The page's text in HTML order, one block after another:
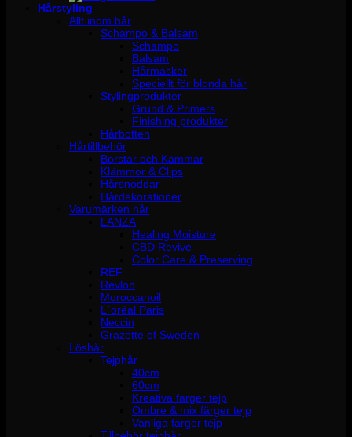
Hårstyling
Allt inom hår
Schampo & Balsam
Schampo
Balsam
Hårmasker
Speciellt för blonda hår
Stylingprodukter
Grund & Primers
Finishing produkter
Hårbotten
Hårtillbehör
Borstar och Kammar
Klämmor & Clips
Hårsnoddar
Hårdekorationer
Varumärken hår
LANZA
Healing Moisture
CBD Revive
Color Care & Preserving
REF
Revlon
Moroccanoil
L´oréal Paris
Neccin
Grazette of Sweden
Löshår
Tejphår
40cm
60cm
Kreativa färger tejp
Ombre & mix färger tejp
Vanliga färger tejp